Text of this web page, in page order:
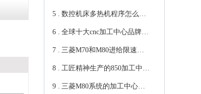
教你-鸿天驰
转速和进给？高速cnc加工中
心教你-鸿天驰
5 . 数控机床多热机程序怎么
写？Cnc雕铣机厂家教你-鸿
天驰
6 . 全球十大cnc加工中心品牌，
你知道那些？-【鸿天驰】
7 . 三菱M70和M80进给限速该
修改哪个参数?鸿天驰高速
CNC机床厂家教你
8 . 工匠精神生产的850加工中
心,精度可达0.01mm 就选-
9 . 三菱M80系统的加工中心无